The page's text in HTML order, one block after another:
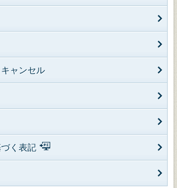
ャンセル
く表記